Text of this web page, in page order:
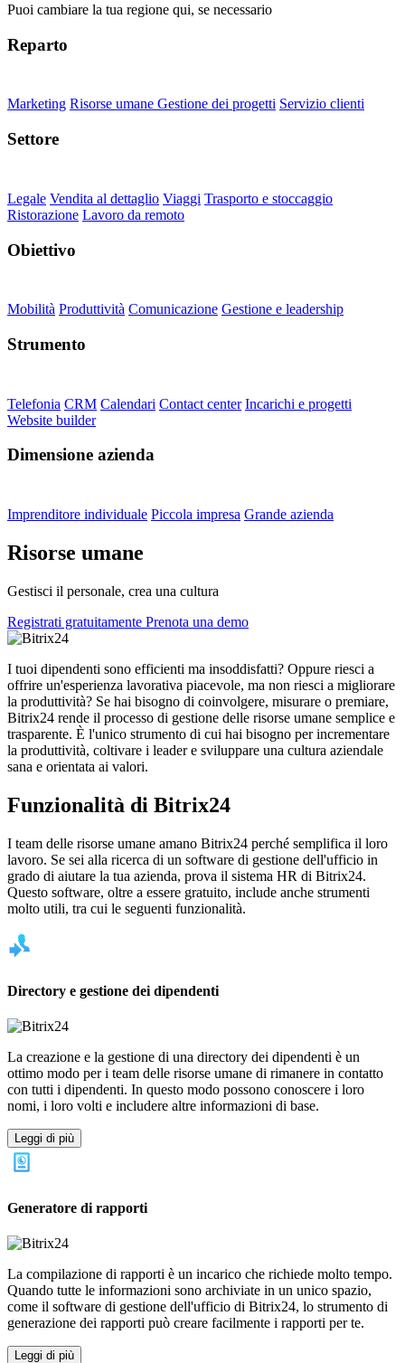
Puoi cambiare la tua regione qui, se necessario
Reparto
Marketing Risorse umane Gestione dei progetti Servizio clienti
Settore
Legale Vendita al dettaglio Viaggi Trasporto e stoccaggio
Ristorazione Lavoro da remoto
Obiettivo
Mobilità Produttività Comunicazione Gestione e leadership
Strumento
Telefonia CRM Calendari Contact center Incarichi e progetti
Website builder
Dimensione azienda
Imprenditore individuale Piccola impresa Grande azienda
Risorse umane
Gestisci il personale, crea una cultura
Registrati gratuitamente Prenota una demo
I tuoi dipendenti sono efficienti ma insoddisfatti? Oppure riesci a
offrire un'esperienza lavorativa piacevole, ma non riesci a migliorare
la produttività? Se hai bisogno di coinvolgere, misurare o premiare,
Bitrix24 rende il processo di gestione delle risorse umane semplice e
trasparente. È l'unico strumento di cui hai bisogno per incrementare
la produttività, coltivare i leader e sviluppare una cultura aziendale
sana e orientata ai valori.
Funzionalità di Bitrix24
I team delle risorse umane amano Bitrix24 perché semplifica il loro
lavoro. Se sei alla ricerca di un software di gestione dell'ufficio in
grado di aiutare la tua azienda, prova il sistema HR di Bitrix24.
Questo software, oltre a essere gratuito, include anche strumenti
molto utili, tra cui le seguenti funzionalità.
Directory e gestione dei dipendenti
La creazione e la gestione di una directory dei dipendenti è un
ottimo modo per i team delle risorse umane di rimanere in contatto
con tutti i dipendenti. In questo modo possono conoscere i loro
nomi, i loro volti e includere altre informazioni di base.
Leggi di più
Generatore di rapporti
La compilazione di rapporti è un incarico che richiede molto tempo.
Quando tutte le informazioni sono archiviate in un unico spazio,
come il software di gestione dell'ufficio di Bitrix24, lo strumento di
generazione dei rapporti può creare facilmente i rapporti per te.
Leggi di più